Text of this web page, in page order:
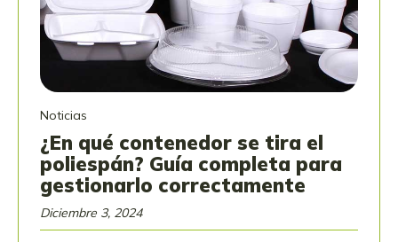
Noticias
¿En qué contenedor se tira el
poliespán? Guía completa para
gestionarlo correctamente
Diciembre 3, 2024